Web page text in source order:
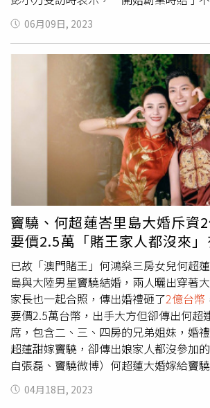
多達2億台幣 ，賠到差點一無所有，幸好
錢，「這一路都上上下下，不會都是一
受到朋友影響，才開始入坑藝術拍賣，
的一個階段，發覺很值得去收藏有共鳴
十年，藝術品的價格一直往上。」彭小
跟孫協志討論藝術品收藏。（圖／衛山
目前他蒐藏經歷約2年，還算是新手，一
金入場，有賺錢才加碼，「我覺得藝術
爬樓梯，我會賣掉通常是我已經有下一
術品。」現在他的拍賣額度大概是800
曾買過最貴的藝術品，是一幅約180萬的
280萬想買。先前彭小刀被爆遭文創公
騙2千萬，他表示警方的確有找他到警
沒有提告，「那其實是一個人是同期做
能到後面資金轉不動了，才會出現這樣，
幾個案子成功，我覺得他們不是因騙而
很相信朋友，這次事件也讓他學到一課
強風險管理。
06月09日, 2023
竇驍、何超蓮峇里島大婚斥
要價2.5萬「賭王家人都沒來
已故「澳門賭王」何鴻燊三房女兒何超
島與大陸男星竇驍結婚，兩人曬出穿著
家長也一起合照，傳出婚禮砸了2億台幣
要價2.5萬台幣，出手大方但卻傳出何超
席，包含二、三、四房的兄弟姐妹，婚
超蓮甜嫁竇驍，卻傳出娘家人都沒參加
自張磊、竇驍微博）何超蓮大婚嫁給竇
婚，更廣邀親近好友，包含孫耀威夫妻
席婚禮，鄧紫琪不只擔任伴娘還要在婚
04月18日, 2023